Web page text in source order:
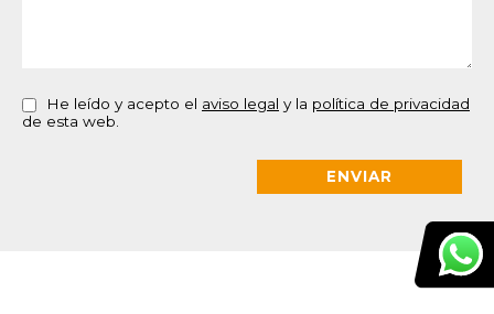
He leído y acepto el aviso legal y la política de privacidad
de esta web.